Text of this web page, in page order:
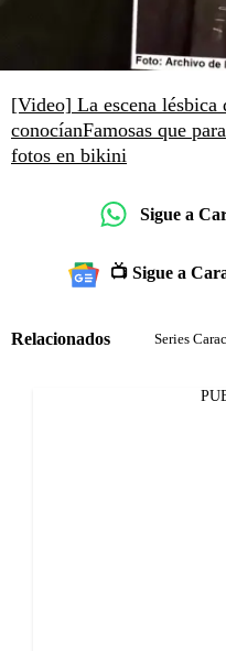
[Video] La escena
conocíanFamosas que
fotos en bikini
Sigue a
📺 Sigue a
Relacionados Series